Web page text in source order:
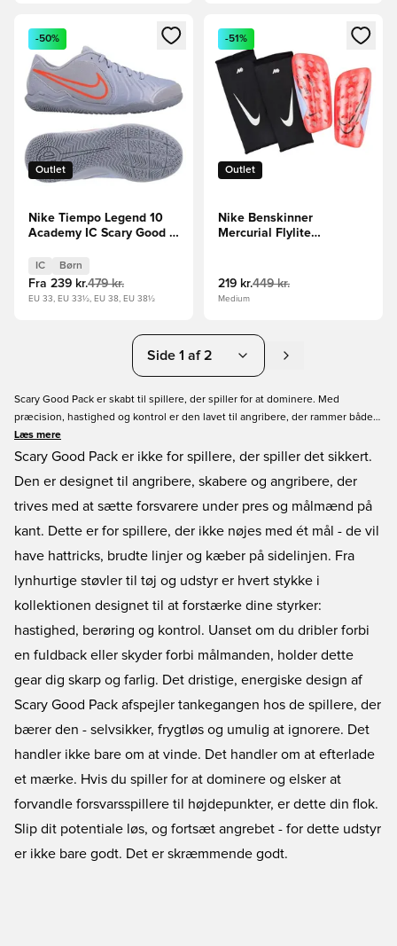
Åbner en Modal til at logge ind eller tilmelde dig som
Outlet
-50%
Nike Tiempo Legend 10
Academy IC Scary Good -
IC Børn
Fra 239 kr.479 kr.
EU 33, EU 33½, EU 38, EU 38½
Åbner en Modal til at logge
Outlet
-51%
Nike Benskinner
Mercurial Flylite
219 kr.449 kr.
Medium
Side 1 af 2
Scary Good Pack er skabt til spillere, der spiller for at dominere. Med
præcision, hastighed og kontrol er den lavet til angribere, der rammer både
forsvarere og målmænd frygt. Fra støvler til udstyr er hvert stykke
konstrueret til at frigøre din fulde offensive kraft. Ingen tilbageholdenhed -
Læs mere
Scary Good Pack er ikke for spillere, der spiller det sikkert.
Den er designet til angribere, skabere og angribere, der
trives med at sætte forsvarere under pres og målmænd på
kant. Dette er for spillere, der ikke nøjes med ét mål - de vil
have hattricks, brudte linjer og kæber på sidelinjen. Fra
lynhurtige støvler til tøj og udstyr er hvert stykke i
kollektionen designet til at forstærke dine styrker:
hastighed, berøring og kontrol. Uanset om du dribler forbi
en fuldback eller skyder forbi målmanden, holder dette
gear dig skarp og farlig. Det dristige, energiske design af
Scary Good Pack afspejler tankegangen hos de spillere, der
bærer den - selvsikker, frygtløs og umulig at ignorere. Det
handler ikke bare om at vinde. Det handler om at efterlade
et mærke. Hvis du spiller for at dominere og elsker at
forvandle forsvarsspillere til højdepunkter, er dette din flok.
Slip dit potentiale løs, og fortsæt angrebet - for dette udstyr
er ikke bare godt. Det er skræmmende godt.